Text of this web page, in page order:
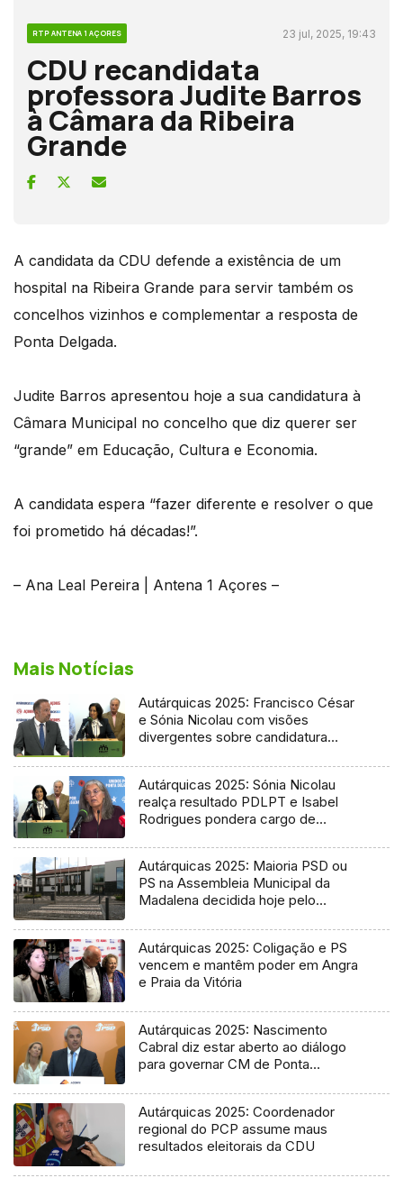
RTP ANTENA 1 AÇORES 23 jul, 2025, 19:43
CDU recandidata
professora Judite Barros
à Câmara da Ribeira
Grande
A candidata da CDU defende a existência de um
hospital na Ribeira Grande para servir também os
concelhos vizinhos e complementar a resposta de
Ponta Delgada.
Judite Barros apresentou hoje a sua candidatura à
Câmara Municipal no concelho que diz querer ser
“grande” em Educação, Cultura e Economia.
A candidata espera “fazer diferente e resolver o que
foi prometido há décadas!”.
– Ana Leal Pereira | Antena 1 Açores –
Mais Notícias
Autárquicas 2025: Francisco César
e Sónia Nicolau com visões
divergentes sobre candidatura
Autárquicas 2025: Sónia Nicolau
realça resultado PDLPT e Isabel
Rodrigues pondera cargo de
Autárquicas 2025: Maioria PSD ou
PS na Assembleia Municipal da
Madalena decidida hoje pelo
Autárquicas 2025: Coligação e PS
vencem e mantêm poder em Angra
e Praia da Vitória
Autárquicas 2025: Nascimento
Cabral diz estar aberto ao diálogo
para governar CM de Ponta
Autárquicas 2025: Coordenador
regional do PCP assume maus
resultados eleitorais da CDU